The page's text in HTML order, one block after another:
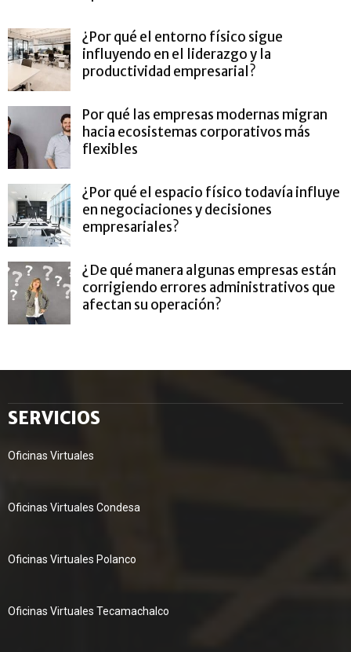
¿Por qué el entorno físico sigue
influyendo en el liderazgo y la
productividad empresarial?
Por qué las empresas modernas migran
hacia ecosistemas corporativos más
flexibles
¿Por qué el espacio físico todavía influye
en negociaciones y decisiones
empresariales?
¿De qué manera algunas empresas están
corrigiendo errores administrativos que
afectan su operación?
SERVICIOS
Oficinas Virtuales
Oficinas Virtuales Condesa
Oficinas Virtuales Polanco
Oficinas Virtuales Tecamachalco